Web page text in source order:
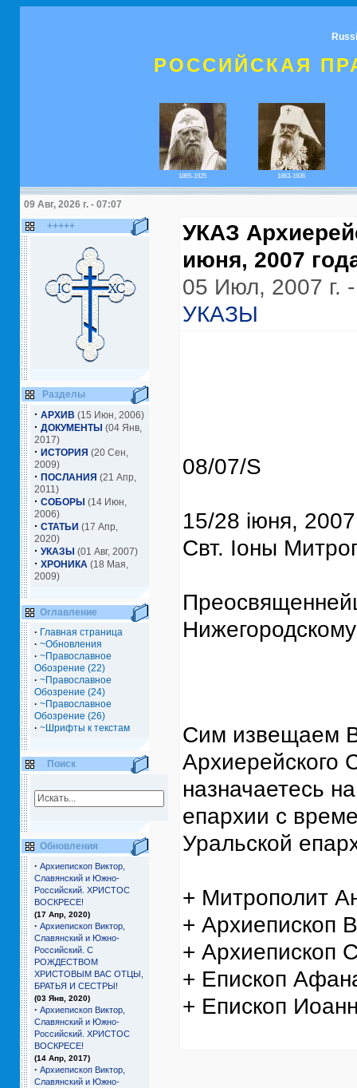
РОССИЙСКАЯ
1865-1925 1863-1936
09 Авг, 2026 г. - 07:07
+++++
Разделы
· АРХИВ (15 Июн, 2006)
· ДОКУМЕНТЫ (04 Янв,
2017)
· ИСТОРИЯ (20 Сен,
2009)
· ПОСЛАНИЯ (21 Апр,
2011)
· СОБОРЫ (14 Июн,
2006)
· СТАТЬИ (17 Апр,
2020)
· УКАЗЫ (01 Авг, 2007)
· ХРОНИКА (18 Мая,
2009)
Оглавление
· Главная страница
· ~Обновления
· ~Православное
Обозрение (22)
· ~Православное
Обозрение (24)
· ~Православное
Обозрение (26)
· ~Шрифты к текстам
Поиск
Обновления
· Архиепископ Виктор,
Славянский и Южно-
Российский. ХРИСТОС
ВОСКРЕСЕ!
(17 Апр, 2020)
· Архиепископ Виктор,
Славянский и Южно-
Российский. С
РОЖДЕСТВОМ
ХРИСТОВЫМ ВАС ОТЦЫ,
БРАТЬЯ И СЕCТРЫ!
(03 Янв, 2020)
· Архиепископ Виктор,
Славянский и Южно-
Российский. ХРИСТОС
ВОСКРЕСЕ!
(14 Апр, 2017)
· Архиепископ Виктор,
Славянский и Южно-
УКАЗ
июня, 2007
05 Июл, 2007 г.
УКАЗЫ
08/07/S
15/28 iюня, 2007
Свт. Iоны
Сим извещаем
Архиерейского
назначаетесь
епархии с
Уральской
+ Митрополит
+ Архиепископ
+ Архиепископ
+ Епископ
+ Епископ